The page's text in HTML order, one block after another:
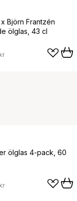
Björn Frantzén
ölglas, 43 cl
ölglas 4-pack, 60